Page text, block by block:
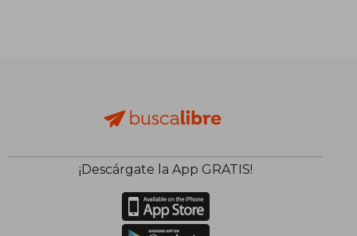
$ 498.09
$ 273.95
40%
dcto.
¡Descárgate la App GRATIS!